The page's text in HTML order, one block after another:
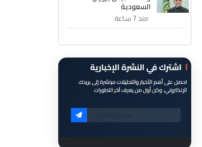
السعودية
منذ 7 ساعة